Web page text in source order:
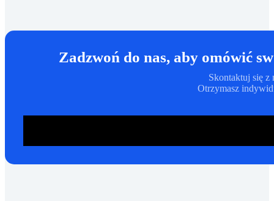
Zadzwoń do nas, aby omówić
Skontaktuj się z
Otrzymasz